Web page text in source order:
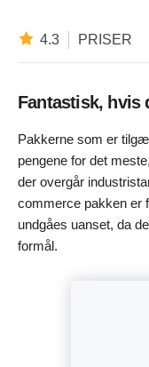
4.3 PRISER
Fantastisk, hvis
Pakkerne som er
pengene for det
der overgår
commerce pakken er
undgåes uanset, da
formål.